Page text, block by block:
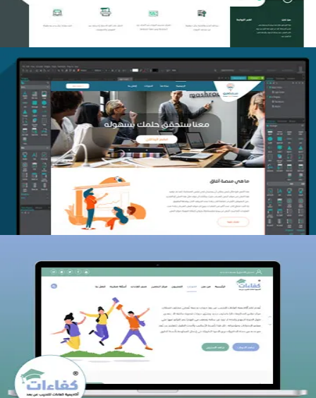
منصة أفق للتدريب
التفاصيل
كفاءات للتدريب
التفاصيل